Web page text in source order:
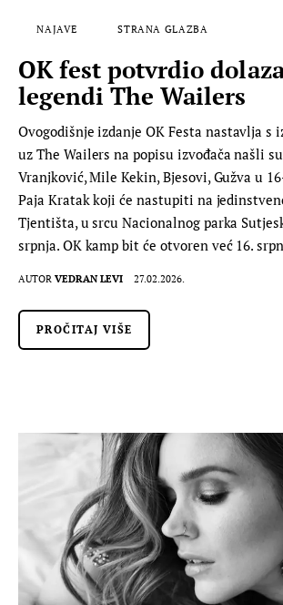
NAJAVE STRANA GLAZBA
OK fest potvrdio
legendi The Wailers
Ovogodišnje izdanje OK Festa nastavlja s
uz The Wailers na popisu izvođača našli
Vranjković, Mile Kekin, Bjesovi, Gužva u
Paja Kratak koji će nastupiti na
Tjentišta, u srcu Nacionalnog parka
srpnja. OK kamp bit će otvoren već 16.
AUTOR VEDRAN LEVI 27.02.2026.
PROČITAJ VIŠE